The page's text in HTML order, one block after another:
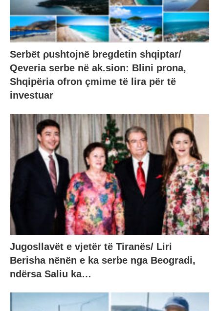
Serbët ρushtojnë bregdetin shqiptar/
Qeveria serbe në ak.sion: Blini prona,
Shqipëria ofron çmime të lira për të
investuar
Jugosllavët e vjetër të Tiranës/ Liri
Berisha nënën e ka serbe nga Beogradi,
ndërsa Saliu ka…